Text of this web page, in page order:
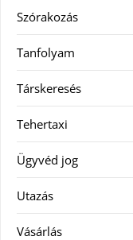
Szórakozás
Tanfolyam
Társkeresés
Tehertaxi
Ügyvéd jog
Utazás
Vásárlás